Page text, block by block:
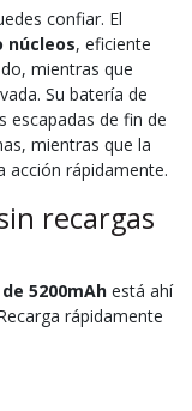
confiar. El
núcleos, eficiente
mientras que
Su batería de
escapadas de fin de
mientras que la
acción rápidamente.
recargas
5200mAh está ahí
rápidamente